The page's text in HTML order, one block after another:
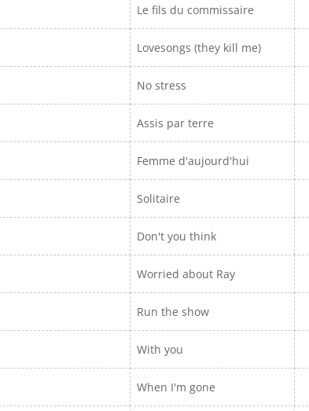
Le fils du commissaire
Lovesongs (they kill me)
No stress
Assis par terre
Femme d'aujourd'hui
Solitaire
Don't you think
Worried about Ray
Run the show
With you
When I'm gone